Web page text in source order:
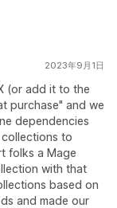
2023年9月1日
(or add it to the
purchase" and we
dependencies
to
folks a Mage
with that
based on
and made our